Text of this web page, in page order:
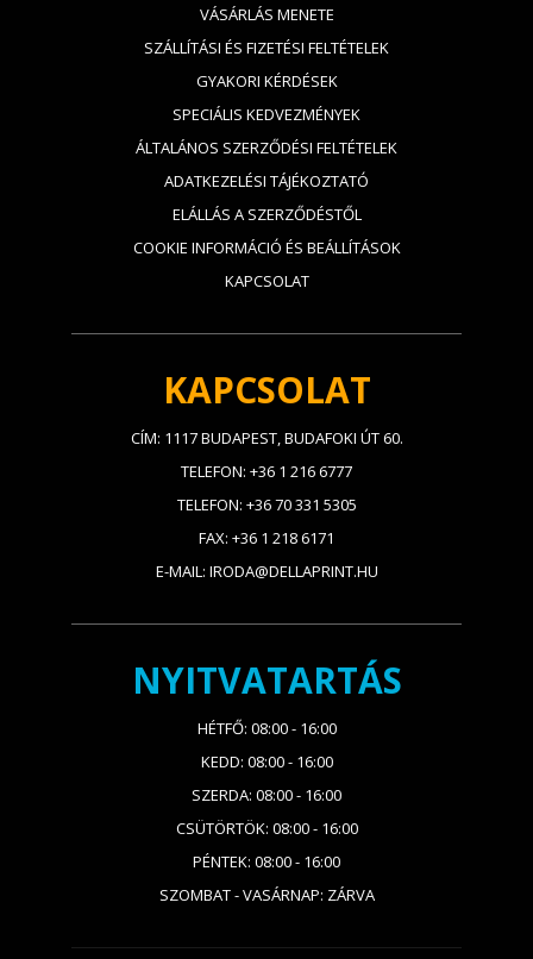
VÁSÁRLÁS MENETE
SZÁLLÍTÁSI ÉS FIZETÉSI FELTÉTELEK
GYAKORI KÉRDÉSEK
SPECIÁLIS KEDVEZMÉNYEK
ÁLTALÁNOS SZERZŐDÉSI FELTÉTELEK
ADATKEZELÉSI TÁJÉKOZTATÓ
ELÁLLÁS A SZERZŐDÉSTŐL
COOKIE INFORMÁCIÓ ÉS BEÁLLÍTÁSOK
KAPCSOLAT
KAPCSOLAT
CÍM: 1117 BUDAPEST, BUDAFOKI ÚT 60.
TELEFON: +36 1 216 6777
TELEFON: +36 70 331 5305
FAX: +36 1 218 6171
E-MAIL: IRODA@DELLAPRINT.HU
NYITVATARTÁS
HÉTFŐ: 08:00 - 16:00
KEDD: 08:00 - 16:00
SZERDA: 08:00 - 16:00
CSÜTÖRTÖK: 08:00 - 16:00
PÉNTEK: 08:00 - 16:00
SZOMBAT - VASÁRNAP: ZÁRVA